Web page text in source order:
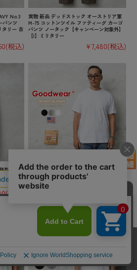
No.3
パンツ
タリー 古
(税込)
実物 新品 デッドストック オーストリア軍
M-75 コットンツイル ファティーグ カーゴ
パンツ ノータック【キャンペーン対象外】
【I】ミリタリー
¥7,480(税込)
型 ヴィ
ャンペー
(税込)
★カートで割引対象品★【即日出荷対応】G
oodwear グッドウェア 2W7-65227 USAコッ
トン パック 半袖 Tシャツ【TB】